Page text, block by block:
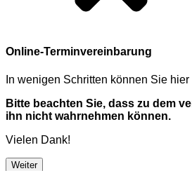
Online-Terminvereinbarung
In wenigen Schritten können Sie
Bitte beachten Sie, dass zu dem
ihn nicht wahrnehmen können.
Vielen Dank!
Weiter